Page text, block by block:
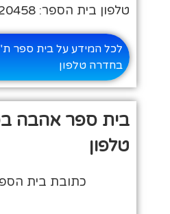
טלפון בית הספר: 04-6220458
לכל המידע על בית ספר
בחדרה טלפון
בית ספר אהבה
טלפון
כתובת בית